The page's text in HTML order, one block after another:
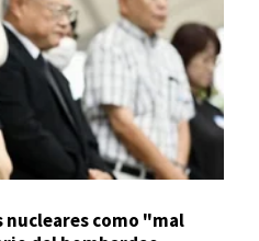
nucleares como "mal